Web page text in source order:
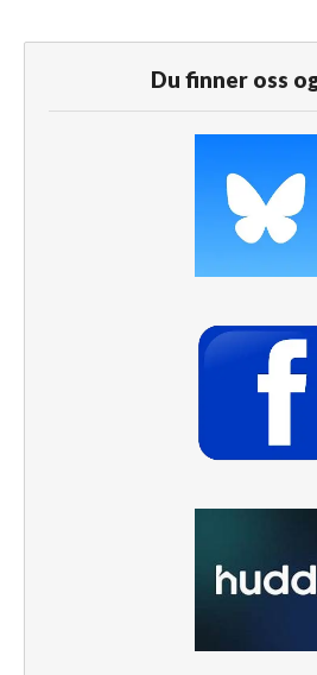
Du finner oss